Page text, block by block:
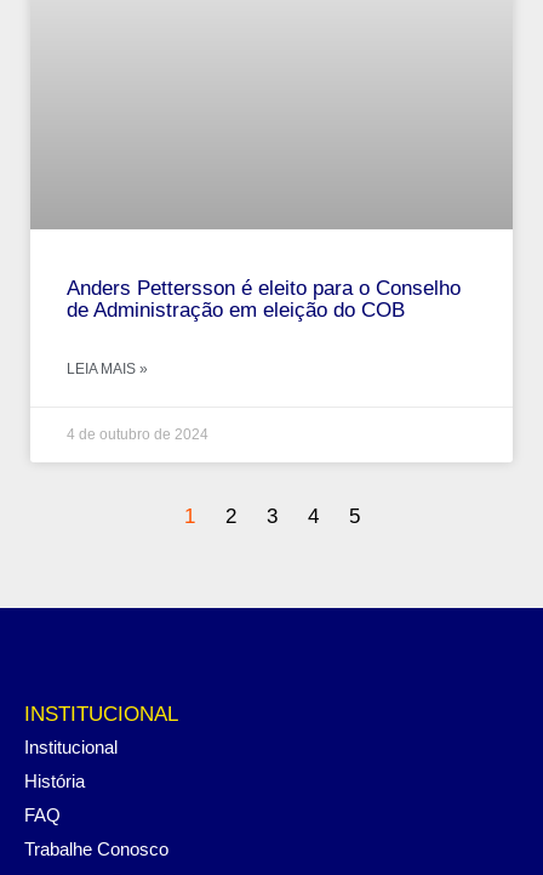
Anders Pettersson é eleito para o Conselho
de Administração em eleição do COB
LEIA MAIS »
4 de outubro de 2024
1 2 3 4 5
INSTITUCIONAL
Institucional
História
FAQ
Trabalhe Conosco